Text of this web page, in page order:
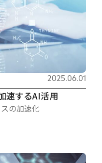
速するAI活用
の加速化
2025.06.01